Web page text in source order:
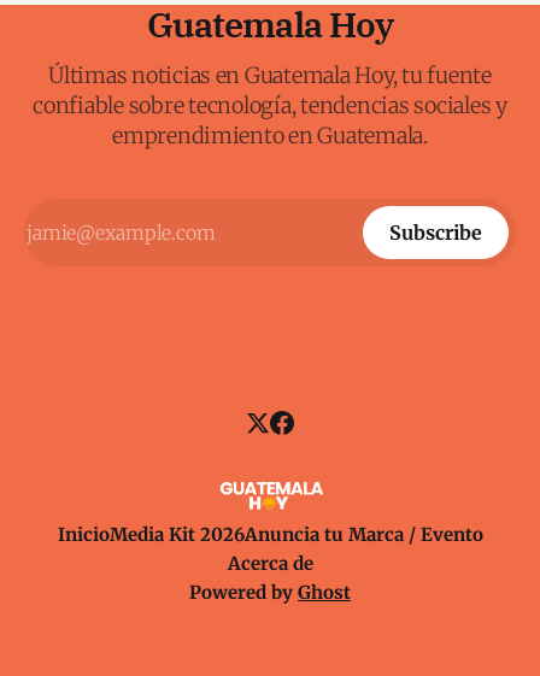
Guatemala Hoy
Últimas noticias en Guatemala Hoy, tu fuente
confiable sobre tecnología, tendencias sociales y
emprendimiento en Guatemala.
Subscribe
InicioMedia Kit 2026Anuncia tu Marca / Evento
Acerca de
Powered by Ghost